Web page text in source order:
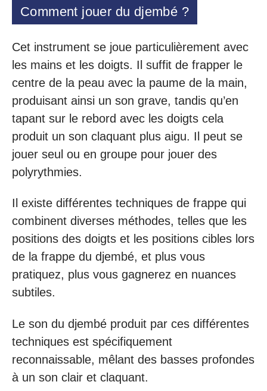
Comment jouer du djembé ?
Cet instrument se joue particulièrement avec
les mains et les doigts. Il suffit de frapper le
centre de la peau avec la paume de la main,
produisant ainsi un son grave, tandis qu’en
tapant sur le rebord avec les doigts cela
produit un son claquant plus aigu. Il peut se
jouer seul ou en groupe pour jouer des
polyrythmies.
Il existe différentes techniques de frappe qui
combinent diverses méthodes, telles que les
positions des doigts et les positions cibles lors
de la frappe du djembé, et plus vous
pratiquez, plus vous gagnerez en nuances
subtiles.
Le son du djembé produit par ces différentes
techniques est spécifiquement
reconnaissable, mêlant des basses profondes
à un son clair et claquant.